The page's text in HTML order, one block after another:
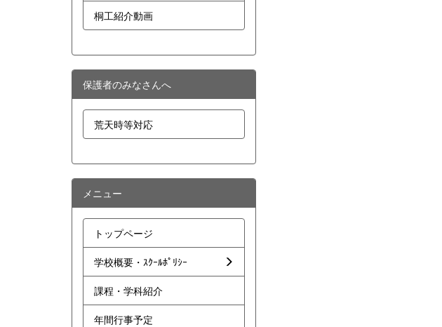
桐工紹介動画
保護者のみなさんへ
荒天時等対応
メニュー
トップページ
学校概要・ｽｸｰﾙﾎﾟﾘｼｰ
課程・学科紹介
年間行事予定